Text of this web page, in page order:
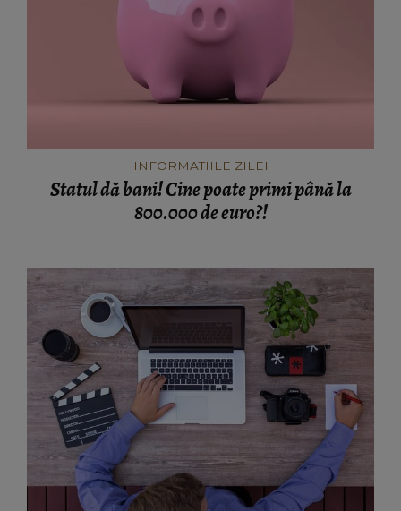
INFORMATIILE ZILEI
Statul dă bani! Cine poate primi până la
800.000 de euro?!